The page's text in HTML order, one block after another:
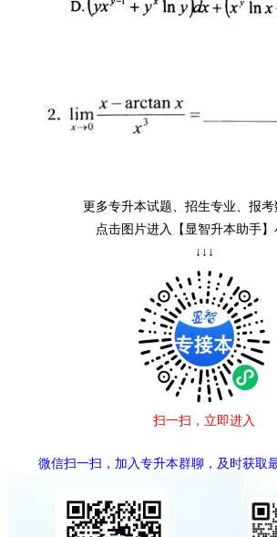
更多专升本试题、招生专业、报考
点击图片进入【显智升本助手
↓↓↓
扫一扫，立即进入
微信扫一扫，加入专升本群聊，及时获取